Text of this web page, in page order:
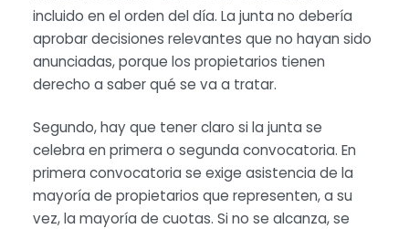
incluido en el orden del día. La junta no debería
aprobar decisiones relevantes que no hayan sido
anunciadas, porque los propietarios tienen
derecho a saber qué se va a tratar.
Segundo, hay que tener claro si la junta se
celebra en primera o segunda convocatoria. En
primera convocatoria se exige asistencia de la
mayoría de propietarios que representen, a su
vez, la mayoría de cuotas. Si no se alcanza, se